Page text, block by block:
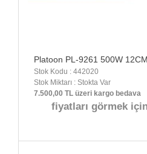
Platoon PL-9261 500W
Stok Kodu : 442020
Stok Miktarı : Stokta Var
7.500,00 TL üzeri kargo bedava
fiyatları görmek